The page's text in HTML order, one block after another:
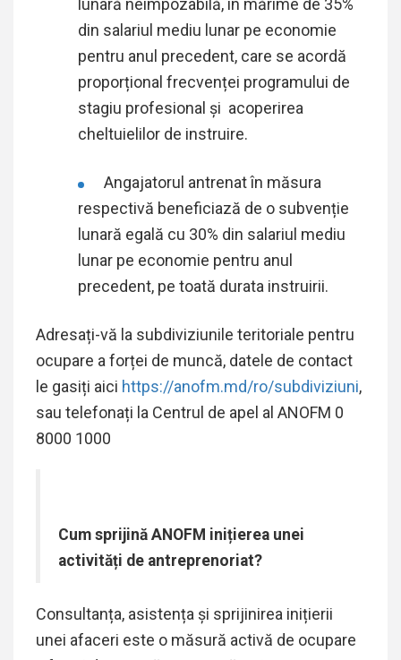
lunară neimpozabilă, în mărime de 35%
din salariul mediu lunar pe economie
pentru anul precedent, care se acordă
proporțional frecvenței programului de
stagiu profesional și acoperirea
cheltuielilor de instruire.
Angajatorul antrenat în măsura
respectivă beneficiază de o subvenție
lunară egală cu 30% din salariul mediu
lunar pe economie pentru anul
precedent, pe toată durata instruirii.
Adresați-vă la subdiviziunile teritoriale pentru
ocupare a forței de muncă, datele de contact
le gasiți aici https://anofm.md/ro/subdiviziuni,
sau telefonați la Centrul de apel al ANOFM 0
8000 1000
Cum sprijină ANOFM inițierea unei
activități de antreprenoriat?
Consultanța, asistența și sprijinirea inițierii
unei afaceri este o măsură activă de ocupare